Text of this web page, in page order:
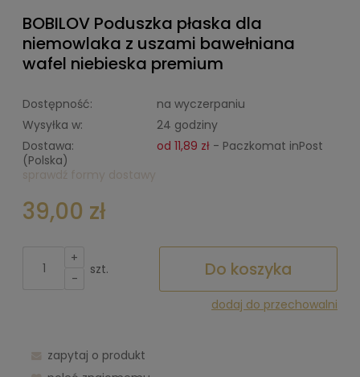
BOBILOV Poduszka płaska dla
niemowlaka z uszami bawełniana
wafel niebieska premium
Dostępność:
na wyczerpaniu
Wysyłka w:
24 godziny
Dostawa:
od 11,89 zł - Paczkomat inPost
(Polska)
sprawdź formy dostawy
39,00 zł
+
-
szt. Do koszyka
dodaj do przechowalni
zapytaj o produkt